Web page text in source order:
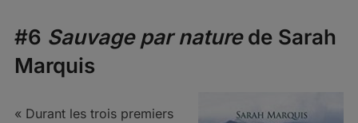
#6 Sauvage par naturede Sarah
Marquis
« Durant les trois premiers